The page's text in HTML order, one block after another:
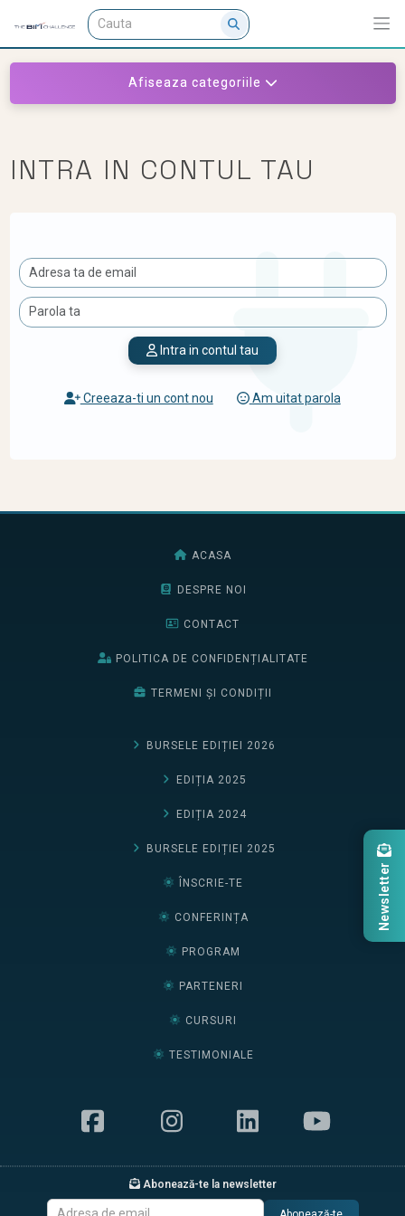
Afiseaza categoriile
INTRA IN CONTUL TAU
Intra in contul tau
Creeaza-ti un cont nou Am uitat parola
ACASA
DESPRE NOI
CONTACT
POLITICA DE CONFIDENȚIALITATE
TERMENI ȘI CONDIȚII
BURSELE EDIȚIEI 2026
EDIȚIA 2025
EDIȚIA 2024
BURSELE EDIȚIEI 2025
ÎNSCRIE-TE
CONFERINȚA
PROGRAM
PARTENERI
CURSURI
TESTIMONIALE
Abonează-te la newsletter
Newsletter